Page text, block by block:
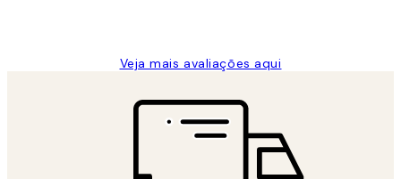
Veja mais avaliações aqui